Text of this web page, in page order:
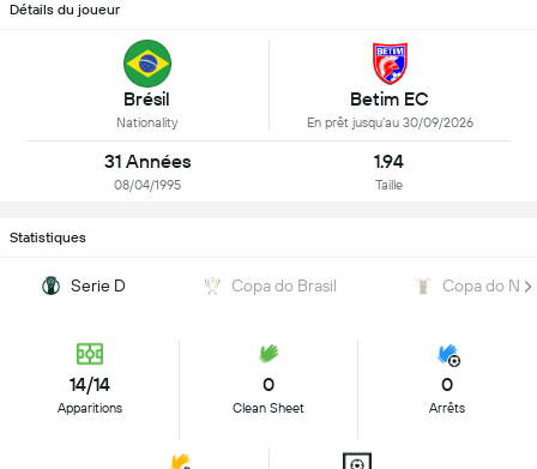
Détails du joueur
Brésil
Nationality
Betim EC
En prêt jusqu’au 30/09/2026
31 Années
08/04/1995
1.94
Taille
Statistiques
Serie D Copa do Brasil Copa do
14/14
Apparitions
0
Clean Sheet
0
Arrêts